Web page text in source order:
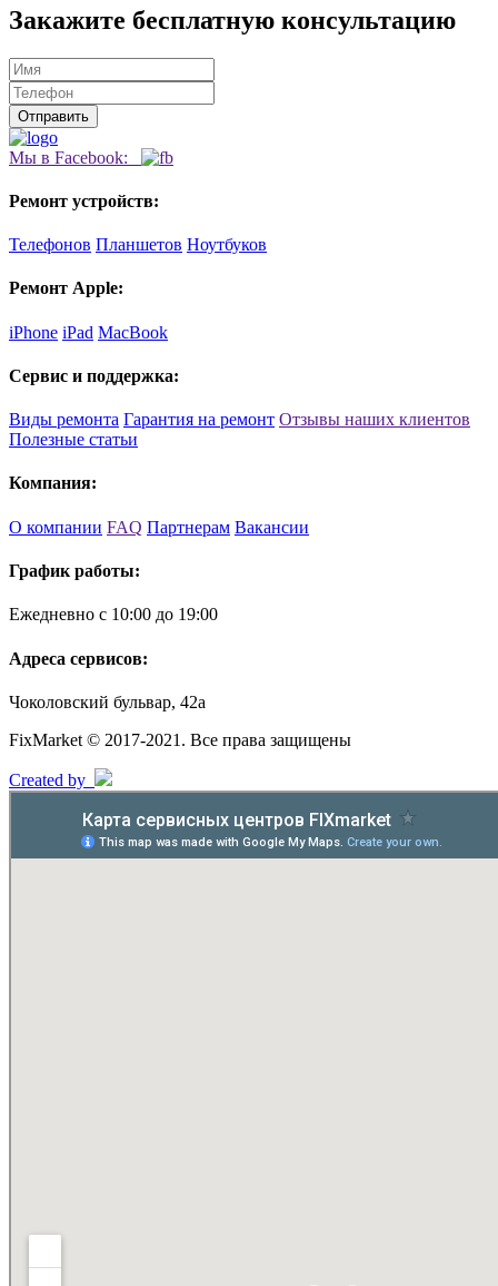
Закажите бесплатную консультацию
Мы в Facebook:
Ремонт устройств:
Телефонов Планшетов Ноутбуков
Ремонт Apple:
iPhone iPad MacBook
Сервис и поддержка:
Виды ремонта Гарантия на ремонт Отзывы наших клиентов
Полезные статьи
Компания:
О компании FAQ Партнерам Вакансии
График работы:
Ежедневно с 10:00 до 19:00
Адреса сервисов:
Чоколовский бульвар, 42а
FixMarket © 2017-2021. Все права защищены
Created by